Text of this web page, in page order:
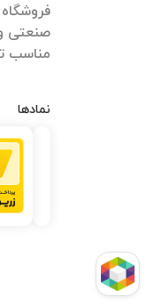
صنعتی
مناسب
نمادها